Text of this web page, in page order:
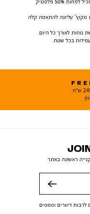
• עיצוב אקולוגי ריפוד פנימי עשוי בד ReBOTL™ המכיל לפחות 50% פלסטיק
סקוץ’ עליונה להתאמה קלה
בכל שטח.
דיוורים וסמסים